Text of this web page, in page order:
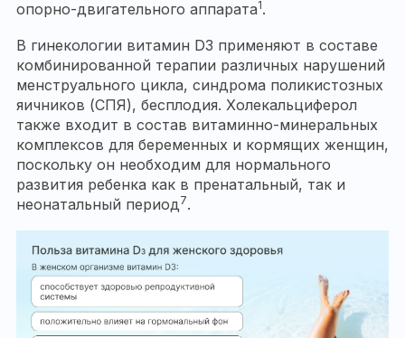
опорно-двигательного аппарата1.
В гинекологии витамин D3 применяют в составе
комбинированной терапии различных нарушений
менструального цикла, синдрома поликистозных
яичников (СПЯ), бесплодия. Холекальциферол
также входит в состав витаминно-минеральных
комплексов для беременных и кормящих женщин,
поскольку он необходим для нормального
развития ребенка как в пренатальный, так и
неонатальный период7.